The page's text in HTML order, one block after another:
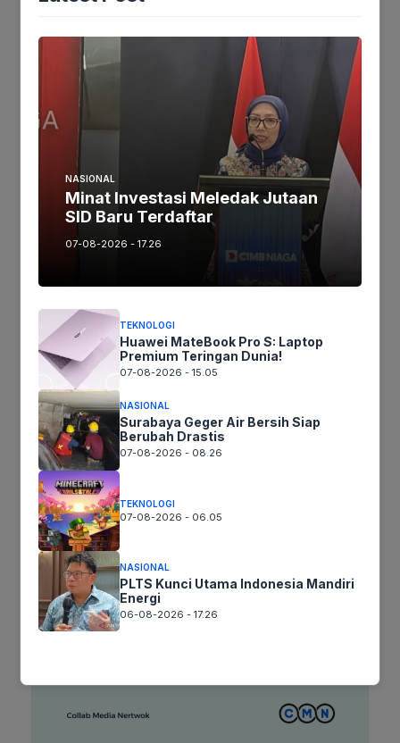
Ikuti kami :
Tinggalkan komentar
Komentar
Nama
Surel
Situs
web
Simpan nama, email, dan situs web saya pada peramban ini
untuk komentar saya berikutnya.
NASIONAL
Minat Investasi Meledak Jutaan
SID Baru Terdaftar
07-08-2026 - 17.26
TEKNOLOGI
Huawei MateBook Pro S: Laptop
Premium Teringan Dunia!
07-08-2026 - 15.05
NASIONAL
Surabaya Geger Air Bersih Siap
Berubah Drastis
07-08-2026 - 08.26
TEKNOLOGI
07-08-2026 - 06.05
NASIONAL
PLTS Kunci Utama Indonesia Mandiri
Energi
06-08-2026 - 17.26